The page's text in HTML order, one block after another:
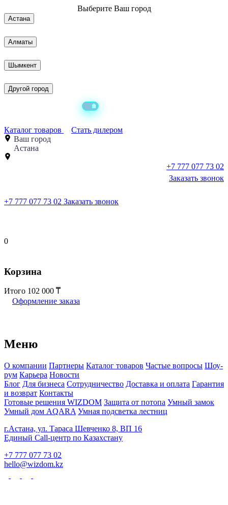
Выберите Ваш город
Астана
Алматы
Шымкент
Другой город
Каталог товаров
Стать дилером
Ваш город
Астана
+7 777 077 73 02
Заказать звонок
+7 777 077 73 02 Заказать звонок
0
Корзина
Итого 102 000
Оформление заказа
Меню
О компании Партнеры Каталог товаров Частые вопросы Шоу-
рум Карьера Новости
Блог Для бизнеса Сотрудничество Доставка и оплата Гарантия
и возврат Контакты
Готовые решения WIZDOM Защита от потопа Умный замок
Умный дом AQARA Умная подсветка лестниц
г.Астана, ул. Тараса Шевченко 8, ВП 16
Единый Call-центр по Казахстану
+7 777 077 73 02
hello@wizdom.kz